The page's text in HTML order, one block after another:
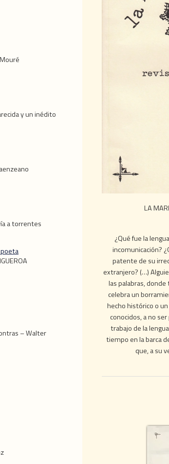
LA
¿Qué fue la
incomunicación?
patente de su
extranjero? (…)
las palabras,
celebra un
hecho histórico o
conocidos, a no
trabajo de la
tiempo en la barca
que, a su
y un inédito
a torrentes
– Walter